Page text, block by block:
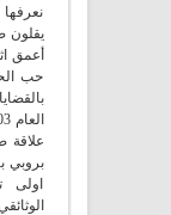
يقلون
حب
بروبي
اولى